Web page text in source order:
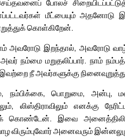
போலச்
மீட்பையும் அதனோடு
கொள்கிறேன்.
அவரோடு இறந்தால், அவரோடு
நம்மை மறுதலிப்பார். நாம்
நீ அவர்களுக்கு
பொறுமை, அன்பு, மன
லிஸ்திராவிலும் எனக்கு
இவை
விரும்புவோர் அனைவரும்